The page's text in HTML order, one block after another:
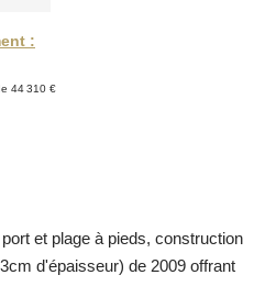
:
44 310 €
et plage à pieds, construction
d'épaisseur) de 2009 offrant